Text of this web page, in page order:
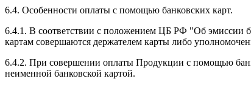
6.4. Особенности оплаты с помощью банковских карт.
6.4.1. В соответствии с положением ЦБ РФ "Об эмиссии
картам совершаются держателем карты либо
6.4.2. При совершении оплаты Продукции с помощью
неименной банковской картой.